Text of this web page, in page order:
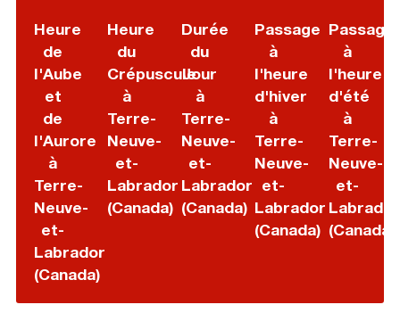
Heure
de
l'Aube
et
de
l'Aurore
à
Terre-
Neuve-
et-
Labrador
(Canada)
Heure
du
Crépuscule
à
Terre-
Neuve-
et-
Labrador
(Canada)
Durée
du
Jour
à
Terre-
Neuve-
et-
Labrador
(Canada)
Passage
à
l'heure
d'hiver
à
Terre-
Neuve-
et-
Labrador
(Canada)
Passage
à
l'heure
d'été
à
Terre-
Neuve-
et-
Labrador
(Canada)